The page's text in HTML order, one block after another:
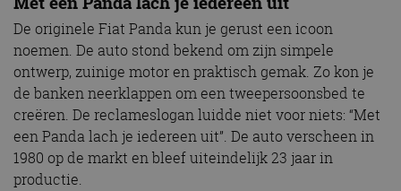
De originele Fiat Panda kun je gerust een icoon
noemen. De auto stond bekend om zijn simpele
ontwerp, zuinige motor en praktisch gemak. Zo kon je
de banken neerklappen om een tweepersoonsbed te
creëren. De reclameslogan luidde niet voor niets: “Met
een Panda lach je iedereen uit”. De auto verscheen in
1980 op de markt en bleef uiteindelijk 23 jaar in
productie.